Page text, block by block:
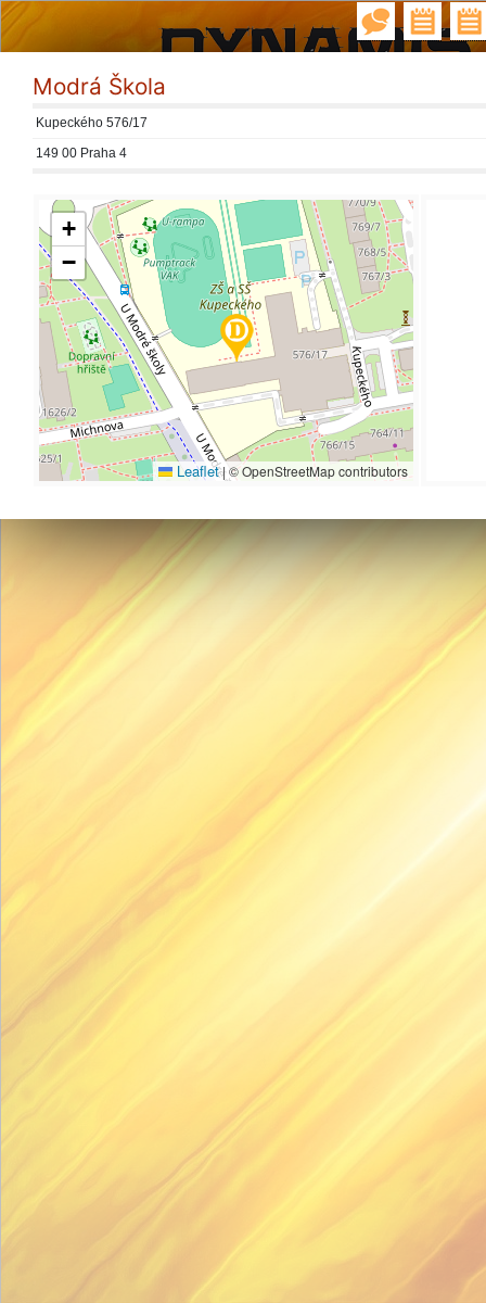
Modrá Škola
Kupeckého 576/17
149 00 Praha 4
+
−
Leaflet|© OpenStreetMap contributors